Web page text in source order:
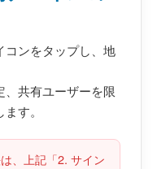
コンをタップし、地
共有ユーザーを限
す。
、上記「2. サイン